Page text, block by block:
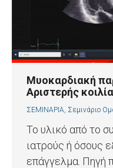
Μυοκαρδιακή
Αριστερής
ΣΕΜΙΝΑΡΙΑ, Σεμινάριο
Το υλικό από το
ιατρούς ή όσους
επάγγελμα. Πηγή